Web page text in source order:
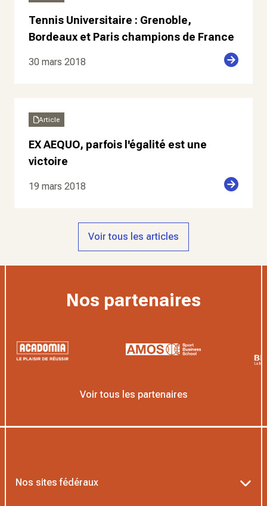
Tennis Universitaire : Grenoble,
Bordeaux et Paris champions de France
30 mars 2018
Article
EX AEQUO, parfois l'égalité est une
victoire
19 mars 2018
Voir tous les articles
Nos partenaires
Voir tous les partenaires
Nos sites fédéraux